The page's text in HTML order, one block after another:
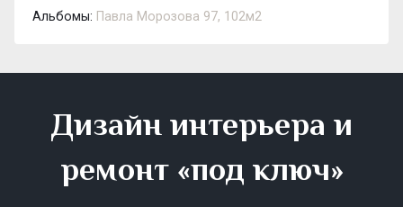
Альбомы: Павла Морозова 97, 102м2
Дизайн интерьера и
ремонт «под ключ»